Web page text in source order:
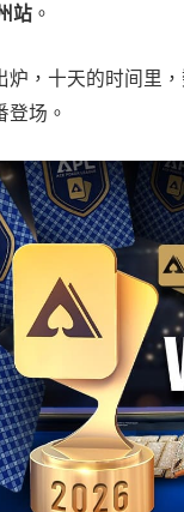
站 。
炉，十天的时间里
登场。